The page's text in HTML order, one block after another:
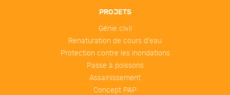
PROJETS
Génie civil
Renaturation de cours d'eau
Protection contre les inondations
Passe à poissons
Assainissement
Concept PAP